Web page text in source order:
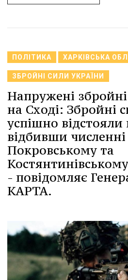
ПОЛІТИКА ХАРКІВСЬКА
ЗБРОЙНІ СИЛИ УКРАЇНИ
Напружені
на Сході: Збройні
успішно відстояли
відбивши
Покровському та
- повідомляє
КАРТА.